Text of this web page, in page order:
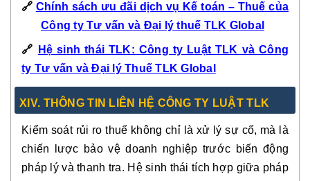
🔗 Chính sách ưu đãi dịch vụ Kế toán – Thuế của
Công ty Tư vấn và Đại lý thuế TLK Global
🔗
Hệ sinh thái TLK: Công ty Luật TLK và Công
ty Tư vấn và Đại lý Thuế TLK Global
XIV. THÔNG TIN LIÊN HỆ CÔNG TY LUẬT TLK
Kiểm soát rủi ro thuế không chỉ là xử lý sự cố, mà là
chiến lược bảo vệ doanh nghiệp trước biến động
pháp lý và thanh tra. Hệ sinh thái tích hợp giữa pháp